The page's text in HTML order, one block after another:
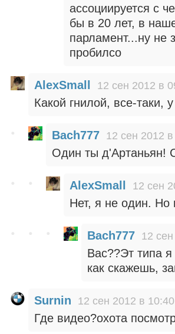
ассоциируется с
бы в 20 лет, в
парламент...ну не
пробилсо
AlexSmall 12 сен 2012 в
Какой гнилой, все-таки,
Bach777 12 сен 2012
Один ты д'Артаньян!
AlexSmall 12 сен
Нет, я не один. Но
Bach777 12
Вас??Эт типа
как скажешь,
Surnin 12 сен 2012 в 10:40
Где видео?охота